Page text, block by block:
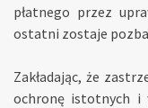
płatnego przez
ostatni zostaje
Zakładając, że
ochronę istotnych i